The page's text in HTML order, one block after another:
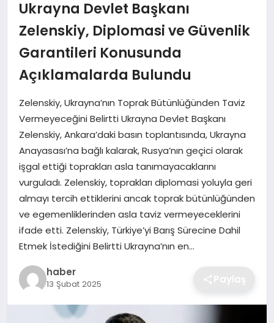
GÜNDEM
SPOR
EKONOMI
MAGAZIN
OTOMOBIL
TEKNOLOJI
Ukrayna Devlet Başkanı
Zelenskiy, Diplomasi ve Güvenlik
Garantileri Konusunda
Açıklamalarda Bulundu
Zelenskiy, Ukrayna’nın Toprak Bütünlüğünden Taviz
Vermeyeceğini Belirtti Ukrayna Devlet Başkanı
Zelenskiy, Ankara’daki basın toplantısında, Ukrayna
Anayasası’na bağlı kalarak, Rusya’nın geçici olarak
işgal ettiği toprakları asla tanımayacaklarını
vurguladı. Zelenskiy, toprakları diplomasi yoluyla geri
almayı tercih ettiklerini ancak toprak bütünlüğünden
ve egemenliklerinden asla taviz vermeyeceklerini
ifade etti. Zelenskiy, Türkiye’yi Barış Sürecine Dahil
Etmek İstediğini Belirtti Ukrayna’nın en…
haber
13 Şubat 2025